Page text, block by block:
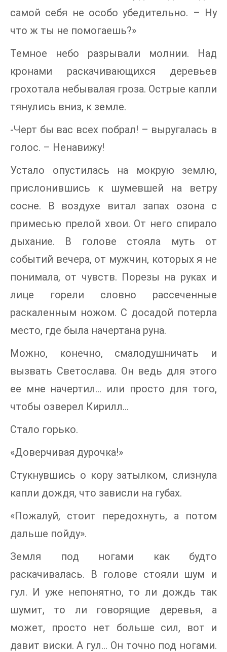
самой себя не особо убедительно. – Ну
что ж ты не помогаешь?»
Темное небо разрывали молнии. Над
кронами раскачивающихся деревьев
грохотала небывалая гроза. Острые капли
тянулись вниз, к земле.
-Черт бы вас всех побрал! – выругалась в
голос. – Ненавижу!
Устало опустилась на мокрую землю,
прислонившись к шумевшей на ветру
сосне. В воздухе витал запах озона с
примесью прелой хвои. От него спирало
дыхание. В голове стояла муть от
событий вечера, от мужчин, которых я не
понимала, от чувств. Порезы на руках и
лице горели словно рассеченные
раскаленным ножом. С досадой потерла
место, где была начертана руна.
Можно, конечно, смалодушничать и
вызвать Светослава. Он ведь для этого
ее мне начертил… или просто для того,
чтобы озверел Кирилл…
Стало горько.
«Доверчивая дурочка!»
Стукнувшись о кору затылком, слизнула
капли дождя, что зависли на губах.
«Пожалуй, стоит передохнуть, а потом
дальше пойду».
Земля под ногами как будто
раскачивалась. В голове стояли шум и
гул. И уже непонятно, то ли дождь так
шумит, то ли говорящие деревья, а
может, просто нет больше сил, вот и
давит виски. А гул… Он точно под ногами.